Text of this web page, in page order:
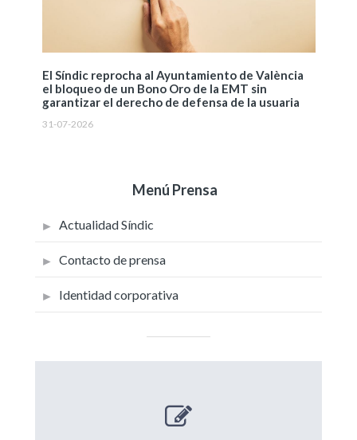
El Síndic reprocha al Ayuntamiento de València
el bloqueo de un Bono Oro de la EMT sin
garantizar el derecho de defensa de la usuaria
31-07-2026
Menú Prensa
Actualidad Síndic
Contacto de prensa
Identidad corporativa